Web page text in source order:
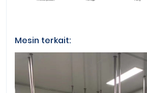
Mesin terkait: